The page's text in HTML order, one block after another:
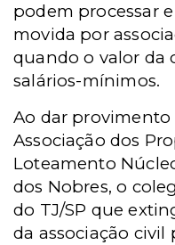
podem processar
movida por
quando o valor da
salários-mínimos.
Ao dar provimento
Associação dos
Loteamento
dos Nobres, o
do TJ/SP que
da associação civil